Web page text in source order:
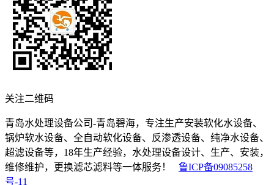
关注二维码
青岛水处理设备公司-青岛碧海，专注生产安装软化水设备、
锅炉软水设备、全自动软化设备、反渗透设备、纯净水设备、
超滤设备等，18年生产经验，水处理设备设计、生产、安装，
维修维护，更换滤芯滤料等一体服务！ 鲁ICP备09085258
号-11